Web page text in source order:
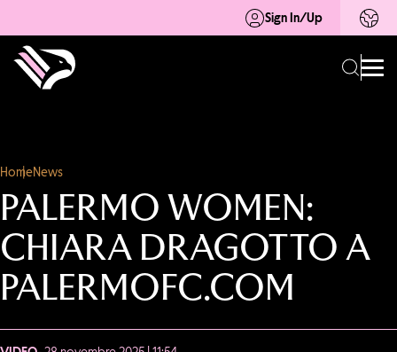
Sign In/Up
HomeNews
PALERMO WOMEN:
CHIARA DRAGOTTO A
PALERMOFC.COM